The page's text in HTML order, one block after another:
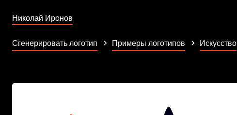
Николай Иронов
Сгенерировать логотип Примеры логотипов Искусство